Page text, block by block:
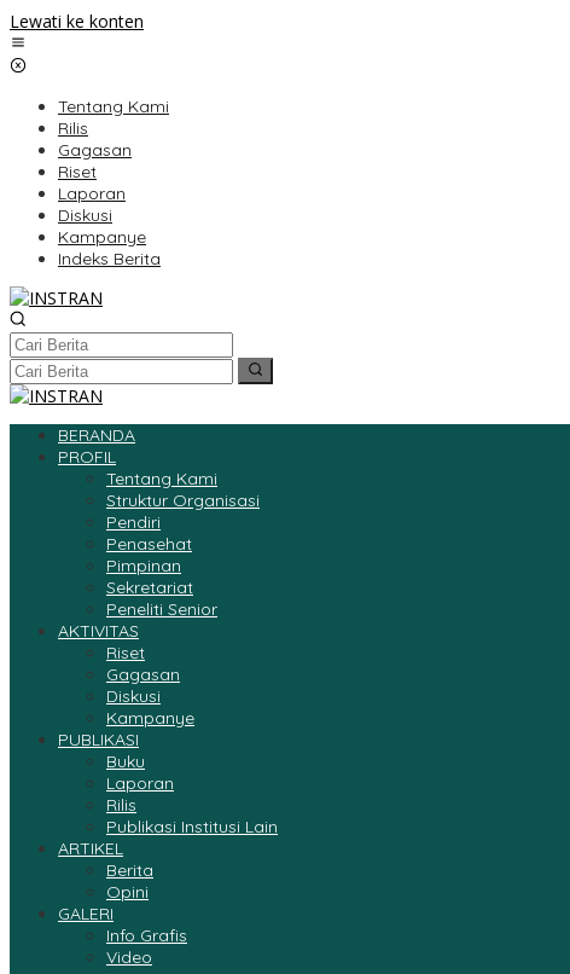
Lewati ke konten
Tentang Kami
Rilis
Gagasan
Riset
Laporan
Diskusi
Kampanye
Indeks Berita
BERANDA
PROFIL
Tentang Kami
Struktur Organisasi
Pendiri
Penasehat
Pimpinan
Sekretariat
Peneliti Senior
AKTIVITAS
Riset
Gagasan
Diskusi
Kampanye
PUBLIKASI
Buku
Laporan
Rilis
Publikasi Institusi Lain
ARTIKEL
Berita
Opini
GALERI
Info Grafis
Video